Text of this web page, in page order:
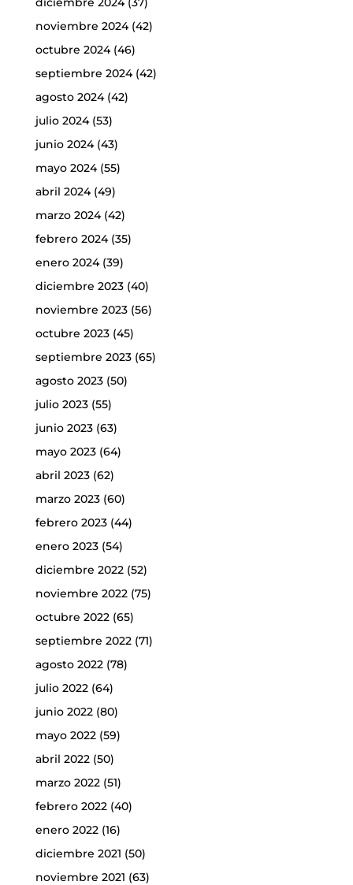
noviembre 2024(42)
octubre 2024(46)
septiembre 2024(42)
agosto 2024(42)
julio 2024(53)
junio 2024(43)
mayo 2024(55)
abril 2024(49)
marzo 2024(42)
febrero 2024(35)
enero 2024(39)
diciembre 2023(40)
noviembre 2023(56)
octubre 2023(45)
septiembre 2023(65)
agosto 2023(50)
julio 2023(55)
junio 2023(63)
mayo 2023(64)
abril 2023(62)
marzo 2023(60)
febrero 2023(44)
enero 2023(54)
diciembre 2022(52)
noviembre 2022(75)
octubre 2022(65)
septiembre 2022(71)
agosto 2022(78)
julio 2022(64)
junio 2022(80)
mayo 2022(59)
abril 2022(50)
marzo 2022(51)
febrero 2022(40)
enero 2022(16)
diciembre 2021 (50)
noviembre 2021 (63)